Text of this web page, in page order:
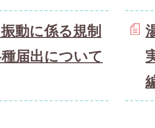
動に係る規制
届出について